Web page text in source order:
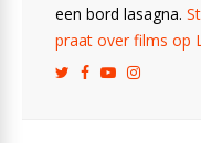
een bord lasagna.
praat over films op